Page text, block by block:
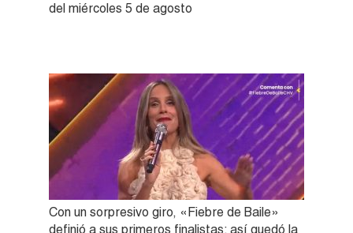
del miércoles 5 de agosto
Con un sorpresivo giro, «Fiebre de Baile»
definió a sus primeros finalistas: así quedó la